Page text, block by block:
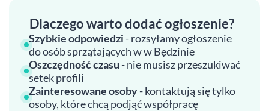
Dlaczego warto dodać ogłoszenie?
Szybkie odpowiedzi - rozsyłamy ogłoszenie
do osób sprzątających w w Będzinie
Oszczędność czasu - nie musisz przeszukiwać
setek profili
Zainteresowane osoby- kontaktują się tylko
osoby, które chcą podjąć współpracę